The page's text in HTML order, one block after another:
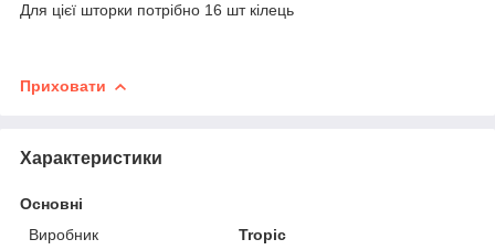
Для цієї шторки потрібно 16 шт кілець
Приховати
Характеристики
Основні
Виробник
Tropic